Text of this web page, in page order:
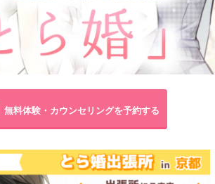
無料体験・カウンセリングを予約する